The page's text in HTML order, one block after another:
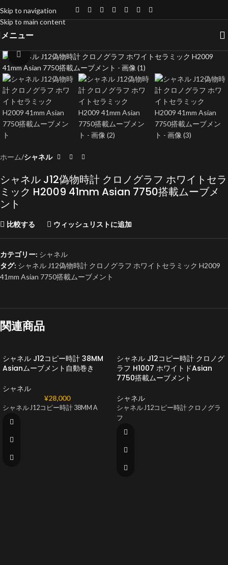
Skip to navigation
Skip to main content
メニュー
クリックで拡大
ホーム シャネル
シャネル J12偽物時計 クロノグラフ ホワイトセラ
ミック H2009 41mm Asian 7750搭載ムーブメ
ント
比較する ウィッシュリストに追加
カテゴリー: シャネル
タグ: シャネル J12偽物時計 クロノグラフ ホワイトセラミック H2009
41mm Asian 7750搭載ムーブメント
関連商品
シャネル J12コピー時計 38MM
Asianムーブメント自動巻き
シャネル
¥28,000
シャネル J12コピー時計 38MM A
シャネル J12コピー時計 クロノグ
ラフ H1007 ホワイトドAsian
7750搭載ムーブメント
シャネル
シャネル J12コピー時計 クロノグラ
フ